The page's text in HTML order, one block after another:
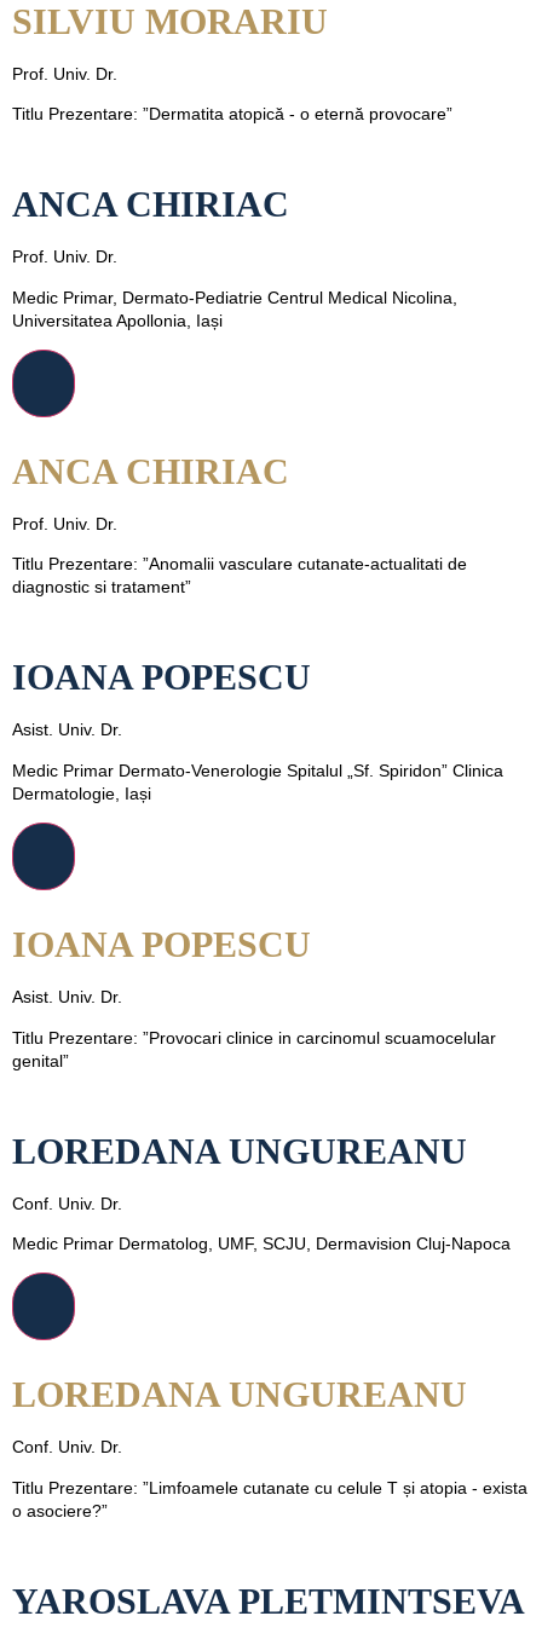
SILVIU MORARIU
Prof. Univ. Dr.
Titlu Prezentare: ”Dermatita atopică - o eternă provocare”
ANCA CHIRIAC
Prof. Univ. Dr.
Medic Primar, Dermato-Pediatrie Centrul Medical Nicolina,
Universitatea Apollonia, Iași
ANCA CHIRIAC
Prof. Univ. Dr.
Titlu Prezentare: ”Anomalii vasculare cutanate-actualitati de
diagnostic si tratament”
IOANA POPESCU
Asist. Univ. Dr.
Medic Primar Dermato-Venerologie Spitalul „Sf. Spiridon” Clinica
Dermatologie, Iași
IOANA POPESCU
Asist. Univ. Dr.
Titlu Prezentare: ”Provocari clinice in carcinomul scuamocelular
genital”
LOREDANA UNGUREANU
Conf. Univ. Dr.
Medic Primar Dermatolog, UMF, SCJU, Dermavision Cluj-Napoca
LOREDANA UNGUREANU
Conf. Univ. Dr.
Titlu Prezentare: ”Limfoamele cutanate cu celule T și atopia - exista
o asociere?”
YAROSLAVA PLETMINTSEVA